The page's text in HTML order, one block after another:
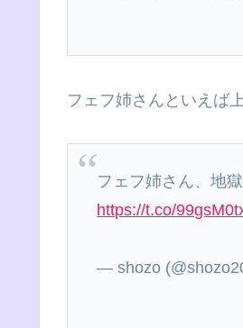
フェフ姉さんといえば
フェフ姉さん、地
https://t.co/
— shozo